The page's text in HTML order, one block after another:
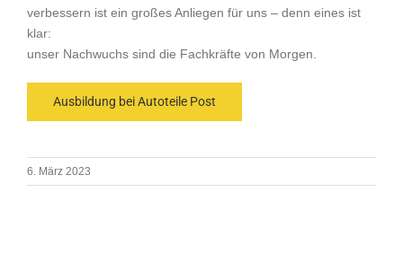
verbessern ist ein großes Anliegen für uns – denn eines ist
klar:
unser Nachwuchs sind die Fachkräfte von Morgen.
Ausbildung bei Autoteile Post
6. März 2023